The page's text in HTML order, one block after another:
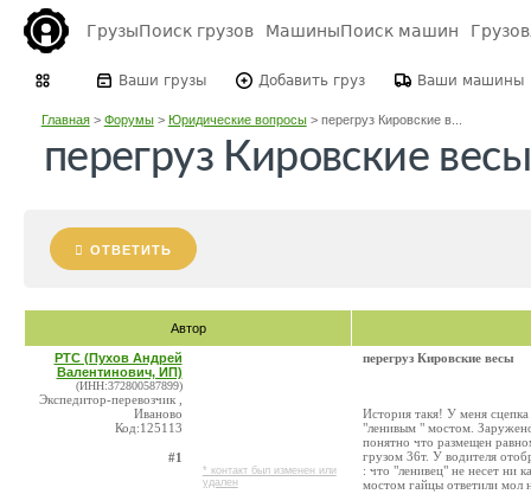
ГрузыПоиск грузов МашиныПоиск машин
Ваши грузы Добавить груз Ваши машины
Главная> Форумы> Юридические вопросы> перегруз Кировские в...
перегруз Кировские весы
ОТВЕТИТЬ
Автор
РТС (Пухов Андрей
Валентинович, ИП)
(ИНН:372800587899)
Экспедитор-перевозчик ,
Иваново
Код:125113
#1
* контакт был изменен или
удален
перегруз Кировские весы
История такя! У меня
"ленивым " мостом.
понятно что размещен
грузом 36т. У водителя
: что "ленивец" не несет ни
мостом гайцы ответили